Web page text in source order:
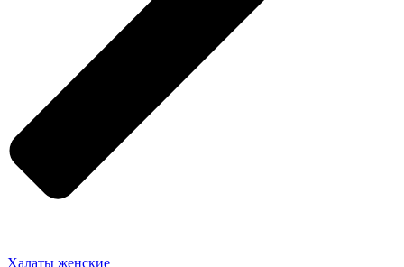
Халаты женские